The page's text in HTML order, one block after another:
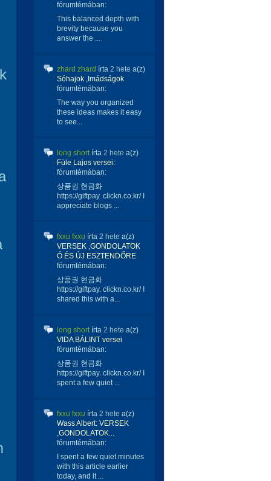
fórumtémában:
This balanced depth with
brevity because you
answer the ...
zhard zhard írta 2 hete a(z)
Sóhajok ,Imádságok
fórumtémában:
The way you organized
these ideas makes it easy
to see...
long shortírta 2 hete a(z)
Füle Lajos versei:
fórumtémában:
상품권 현금화
https://giftpay. clickn.co.kr/ I
appreciate blogs ...
fxxu fxxu írta 2 hete a(z)
VERSEK ,GONDOLATOK
Ó ÉS ÚJ ESZTENDŐRE
fórumtémában:
상품권 현금화
https://giftpay. clickn.co.kr/ I
shared this with a...
long shortírta 2 hete a(z)
VIDA BÁLINT versei
fórumtémában:
상품권 현금화
https://giftpay. clickn.co.kr/ I
spent a few quiet ...
fxxu fxxu írta 2 hete a(z)
Wass Albert: VERSEK
,GONDOLATOK...
fórumtémában:
I spent a few quiet minutes
with this article earlier
today, and it ...